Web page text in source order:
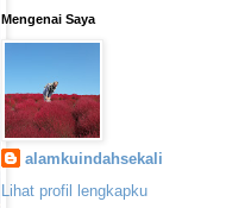
Mengenai Saya
alamkuindahsekali
Lihat profil lengkapku